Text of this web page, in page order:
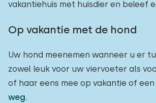
vakantiehuis met huisdier en beleef
Op vakantie met de hond
Uw hond meenemen wanneer u er
zowel leuk voor uw viervoeter als
of haar eens mee op vakantie of een
weg.